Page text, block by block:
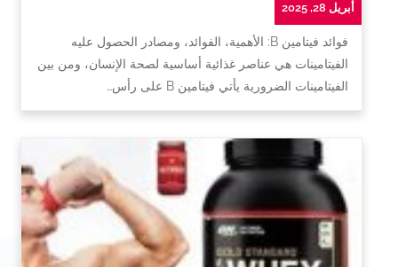
أبريل 28, 2025
فوائد فيتامين B: الأهمية، الفوائد، ومصادر الحصول عليه
الفيتامينات هي عناصر غذائية أساسية لصحة الإنسان، ومن بين
الفيتامينات الضرورية يأتي فيتامين B على رأس…